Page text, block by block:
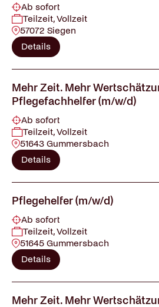
Ab sofort
Teilzeit, Vollzeit
57072 Siegen
Details
Mehr Zeit. Mehr
Pflegefachhelfer (m/w/d)
Ab sofort
Teilzeit, Vollzeit
51643 Gummersbach
Details
Pflegehelfer (m/w/d)
Ab sofort
Teilzeit, Vollzeit
51645 Gummersbach
Details
Mehr Zeit. Mehr